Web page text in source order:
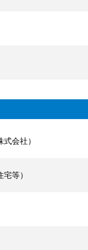
会社）
等）